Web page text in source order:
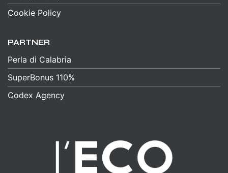
Cookie Policy
PARTNER
Perla di Calabria
SuperBonus 110%
Codex Agency